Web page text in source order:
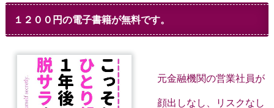
１２００円の電子書籍が無料です。
元金融機関の営業社員が
顔出しなし、リスクなし